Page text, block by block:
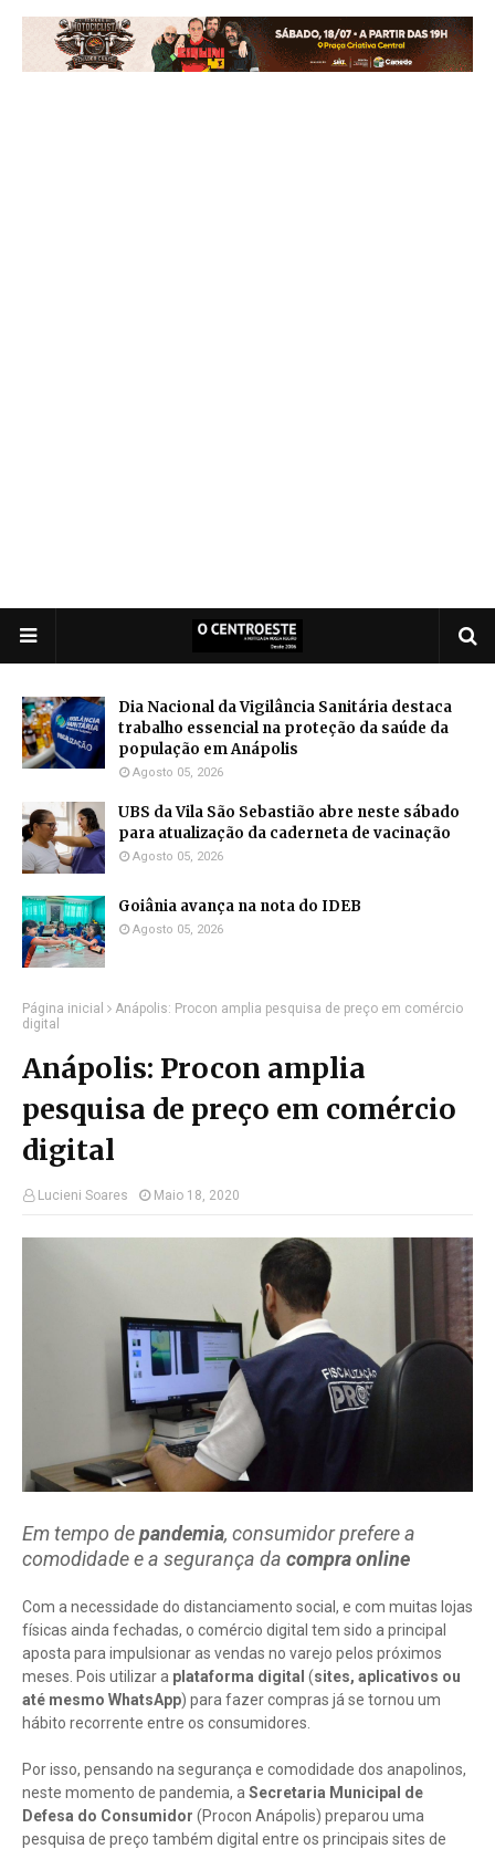
Dia Nacional da Vigilância Sanitária destaca
trabalho essencial na proteção da saúde da
população em Anápolis
Agosto 05, 2026
UBS da Vila São Sebastião abre neste sábado
para atualização da caderneta de vacinação
Agosto 05, 2026
Goiânia avança na nota do IDEB
Agosto 05, 2026
Página inicial
Anápolis: Procon amplia pesquisa de preço em comércio
digital
Anápolis: Procon amplia
pesquisa de preço em comércio
digital
Lucieni Soares Maio 18, 2020
Em tempo depandemia, consumidor prefere a
comodidade e a segurança da compra online
Com a necessidade do distanciamento social, e com muitas lojas
físicas ainda fechadas, o comércio digital tem sido a principal
aposta para impulsionar as vendas no varejo pelos próximos
meses. Pois utilizar a plataforma digital (sites, aplicativos ou
até mesmo WhatsApp) para fazer compras já se tornou um
hábito recorrente entre os consumidores.
Por isso, pensando na segurança e comodidade dos anapolinos,
neste momento de pandemia, aSecretaria Municipal de
Defesa do Consumidor (Procon Anápolis) preparou uma
pesquisa de preço também digital entre os principais sites de